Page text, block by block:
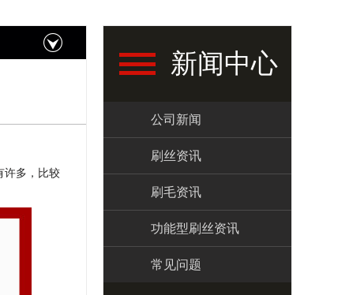
许多，比较
新闻中心
公司新闻
刷丝资讯
刷毛资讯
功能型刷丝资讯
常见问题